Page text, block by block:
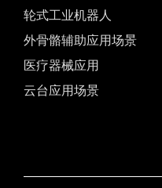
轮式工业机器人
外骨骼辅助应用场景
医疗器械应用
云台应用场景